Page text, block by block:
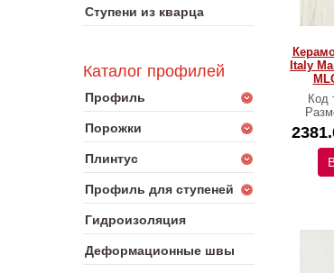
Ступени из кварца
Каталог профилей
Профиль
Порожки
Плинтус
Профиль для ступеней
Гидроизоляция
Деформационные швы
Italy
Код